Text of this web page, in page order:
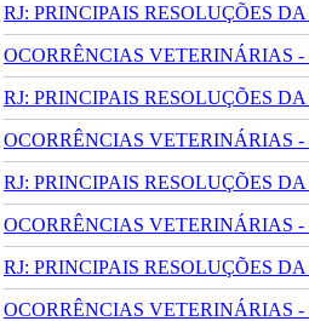
RJ: PRINCIPAIS RESOLUÇÕES
OCORRÊNCIAS VETERINÁRIAS -
RJ: PRINCIPAIS RESOLUÇÕES
OCORRÊNCIAS VETERINÁRIAS -
RJ: PRINCIPAIS RESOLUÇÕES
OCORRÊNCIAS VETERINÁRIAS -
RJ: PRINCIPAIS RESOLUÇÕES
OCORRÊNCIAS VETERINÁRIAS -